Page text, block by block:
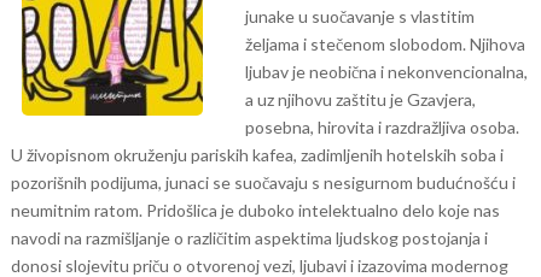
junake u suočavanje s vlastitim
željama i stečenom slobodom. Njihova
ljubav je neobična i nekonvencionalna,
a uz njihovu zaštitu je Gzavjera,
posebna, hirovita i razdražljiva osoba.
U živopisnom okruženju pariskih kafea, zadimljenih hotelskih soba i
pozorišnih podijuma, junaci se suočavaju s nesigurnom budućnošću i
neumitnim ratom. Pridošlica je duboko intelektualno delo koje nas
navodi na razmišljanje o različitim aspektima ljudskog postojanja i
donosi slojevitu priču o otvorenoj vezi, ljubavi i izazovima modernog